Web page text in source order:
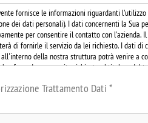
Trattamento Dati*